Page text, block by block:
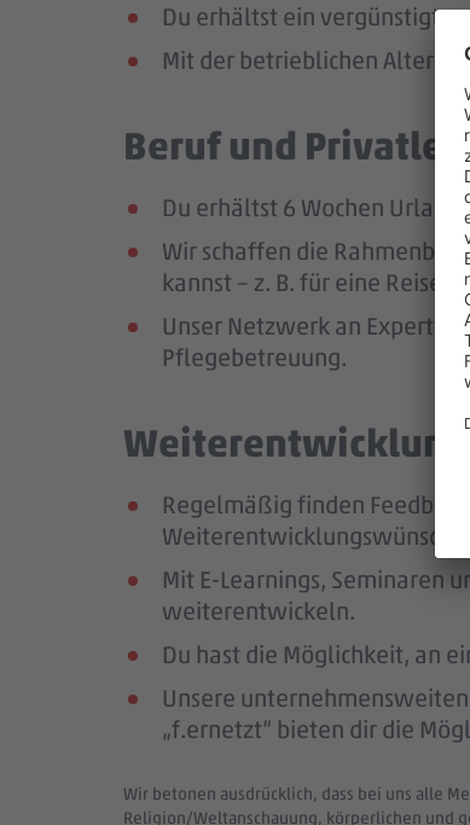
Du erhältst ein
Mit der betrieblichen
Beruf und
Du erhältst 6 Wochen Urlaub
Wir schaffen die
kannst – z. B. für eine Reise
Unser Netzwerk an
Pflegebetreuung.
Weiterentwicklung
Regelmäßig finden
Mit E-Learnings, Seminaren
weiterentwickeln.
Du hast die Möglichkeit, an
Unsere
„f.ernetzt“ bieten dir die
Wir betonen ausdrücklich, dass bei uns alle
Religion/Weltanschauung, körperlichen und